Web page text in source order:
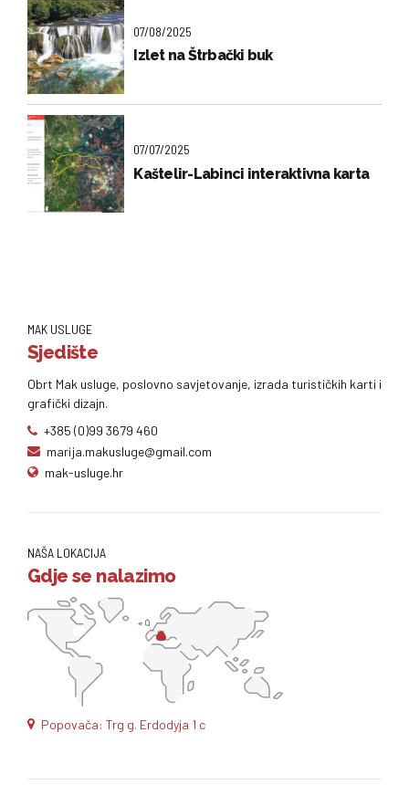
07/08/2025
Izlet na Štrbački buk
07/07/2025
Kaštelir-Labinci interaktivna karta
MAK USLUGE
Sjedište
Obrt Mak usluge, poslovno savjetovanje, izrada turističkih karti i
grafički dizajn.
+385 (0)99 3679 460
marija.makusluge@gmail.com
mak-usluge.hr
NAŠA LOKACIJA
Gdje se nalazimo
Popovača: Trg g. Erdodyja 1 c